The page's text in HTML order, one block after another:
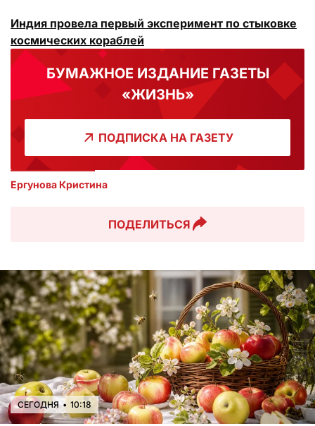
Индия провела первый эксперимент по стыковке
космических кораблей
БУМАЖНОЕ ИЗДАНИЕ ГАЗЕТЫ
«ЖИЗНЬ»
ПОДПИСКА НА ГАЗЕТУ
Ергунова Кристина
ПОДЕЛИТЬСЯ
СЕГОДНЯ • 10:18